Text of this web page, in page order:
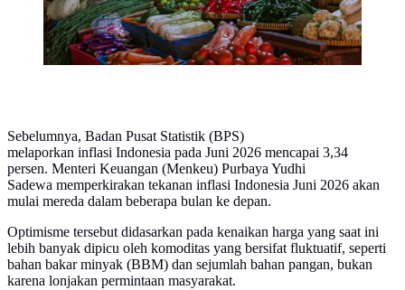
Sebelumnya, Badan Pusat Statistik (BPS)
melaporkan inflasi Indonesia pada Juni 2026 mencapai 3,34
persen. Menteri Keuangan (Menkeu) Purbaya Yudhi
Sadewa memperkirakan tekanan inflasi Indonesia Juni 2026 akan
mulai mereda dalam beberapa bulan ke depan.
Optimisme tersebut didasarkan pada kenaikan harga yang saat ini
lebih banyak dipicu oleh komoditas yang bersifat fluktuatif, seperti
bahan bakar minyak (BBM) dan sejumlah bahan pangan, bukan
karena lonjakan permintaan masyarakat.